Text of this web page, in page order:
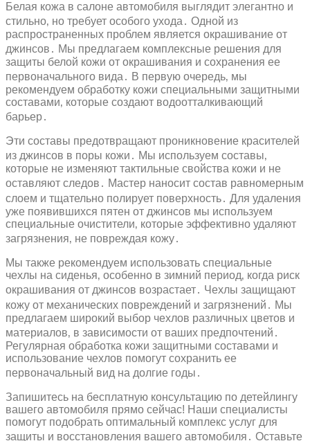
Белая кожа в салоне автомобиля выглядит элегантно и
стильно‚ но требует особого ухода․ Одной из
распространенных проблем является окрашивание от
джинсов․ Мы предлагаем комплексные решения для
защиты белой кожи от окрашивания и сохранения ее
первоначального вида․ В первую очередь‚ мы
рекомендуем обработку кожи специальными защитными
составами‚ которые создают водоотталкивающий
барьер․
Эти составы предотвращают проникновение красителей
из джинсов в поры кожи․ Мы используем составы‚
которые не изменяют тактильные свойства кожи и не
оставляют следов․ Мастер наносит состав равномерным
слоем и тщательно полирует поверхность․ Для удаления
уже появившихся пятен от джинсов мы используем
специальные очистители‚ которые эффективно удаляют
загрязнения‚ не повреждая кожу․
Мы также рекомендуем использовать специальные
чехлы на сиденья‚ особенно в зимний период‚ когда риск
окрашивания от джинсов возрастает․ Чехлы защищают
кожу от механических повреждений и загрязнений․ Мы
предлагаем широкий выбор чехлов различных цветов и
материалов‚ в зависимости от ваших предпочтений․
Регулярная обработка кожи защитными составами и
использование чехлов помогут сохранить ее
первоначальный вид на долгие годы․
Запишитесь на бесплатную консультацию по детейлингу
вашего автомобиля прямо сейчас! Наши специалисты
помогут подобрать оптимальный комплекс услуг для
защиты и восстановления вашего автомобиля․ Оставьте